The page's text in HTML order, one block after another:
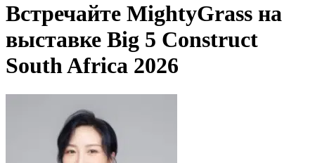
Встречайте MightyGrass на
выставке Big 5 Construct
South Africa 2026